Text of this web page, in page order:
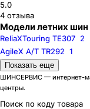
5.0
4 отзыва
Модели летних шин
ReliaXTouring TE307 2
AgileX A/T TR292 1
Шиноразмеры
R13
R16C
R19
Показать еще
ШИНСЕРВИС — интернет-
центры.
Поиск по коду товара